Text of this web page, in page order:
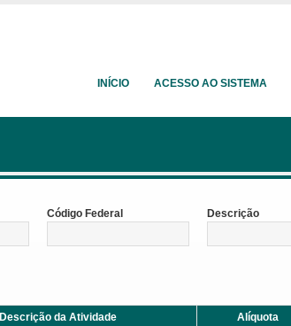
INÍCIO ACESSO AO SISTEMA
Código Federal Descrição
Descrição da Atividade Alíquota